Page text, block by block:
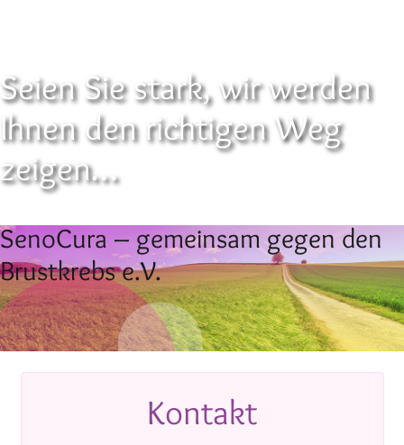
Seien Sie stark, wir werden
Ihnen den richtigen Weg
zeigen…
SenoCura – gemeinsam gegen den
Brustkrebs e.V.
Kontakt